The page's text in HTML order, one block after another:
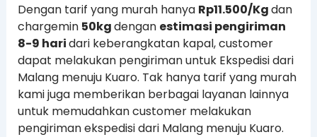
Dengan tarif yang murah hanya Rp11.500/Kgdan
chargemin 50kgdengan estimasi pengiriman
8-9 haridari keberangkatan kapal, customer
dapat melakukan pengiriman untuk Ekspedisi dari
Malang menuju Kuaro. Tak hanya tarif yang murah
kami juga memberikan berbagai layanan lainnya
untuk memudahkan customer melakukan
pengiriman ekspedisi dari Malang menuju Kuaro.